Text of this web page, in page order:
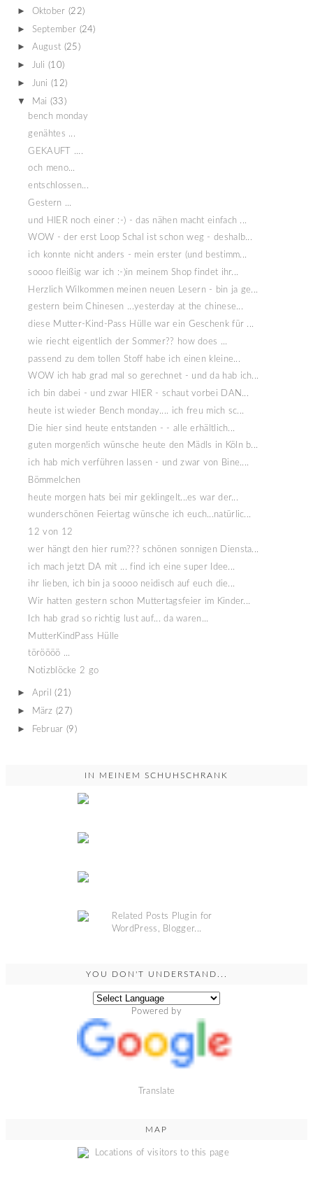
► Oktober (22)
► September (24)
► August (25)
► Juli (10)
► Juni (12)
▼ Mai (33)
bench monday
genähtes ...
GEKAUFT ....
och meno...
entschlossen...
Gestern ...
und HIER noch einer :-) - das nähen macht einfach ...
WOW - der erst Loop Schal ist schon weg - deshalb...
ich konnte nicht anders - mein erster (und bestimm...
soooo fleißig war ich :-)in meinem Shop findet ihr...
Herzlich Wilkommen meinen neuen Lesern - bin ja ge...
gestern beim Chinesen ...yesterday at the chinese...
diese Mutter-Kind-Pass Hülle war ein Geschenk für ...
wie riecht eigentlich der Sommer?? how does ...
passend zu dem tollen Stoff habe ich einen kleine...
WOW ich hab grad mal so gerechnet - und da hab ich...
ich bin dabei - und zwar HIER - schaut vorbei DAN...
heute ist wieder Bench monday.... ich freu mich sc...
Die hier sind heute entstanden - - alle erhältlich...
guten morgen!ich wünsche heute den Mädls in Köln b...
ich hab mich verführen lassen - und zwar von Bine....
Bömmelchen
heute morgen hats bei mir geklingelt...es war der...
wunderschönen Feiertag wünsche ich euch...natürlic...
12 von 12
wer hängt den hier rum??? schönen sonnigen Diensta...
ich mach jetzt DA mit ... find ich eine super Idee...
ihr lieben, ich bin ja soooo neidisch auf euch die...
Wir hatten gestern schon Muttertagsfeier im Kinder...
Ich hab grad so richtig lust auf... da waren...
MutterKindPass Hülle
töröööö ...
Notizblöcke 2 go
► April (21)
► März (27)
► Februar (9)
IN MEINEM SCHUHSCHRANK
YOU DON'T UNDERSTAND...
Powered by
Translate
MAP